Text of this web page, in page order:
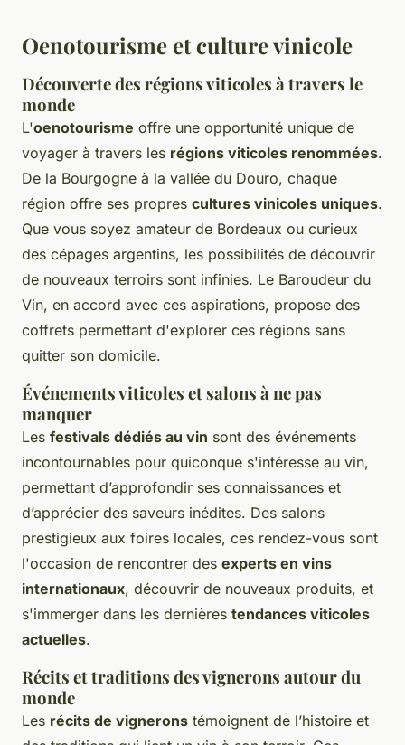
Oenotourisme et culture vinicole
Découverte des régions viticoles à travers le
monde
L'oenotourisme offre une opportunité unique de
voyager à travers les régions viticoles renommées.
De la Bourgogne à la vallée du Douro, chaque
région offre ses propres cultures vinicoles uniques.
Que vous soyez amateur de Bordeaux ou curieux
des cépages argentins, les possibilités de découvrir
de nouveaux terroirs sont infinies. Le Baroudeur du
Vin, en accord avec ces aspirations, propose des
coffrets permettant d'explorer ces régions sans
quitter son domicile.
Événements viticoles et salons à ne pas
manquer
Les festivals dédiés au vin sont des événements
incontournables pour quiconque s'intéresse au vin,
permettant d’approfondir ses connaissances et
d’apprécier des saveurs inédites. Des salons
prestigieux aux foires locales, ces rendez-vous sont
l'occasion de rencontrer des experts en vins
internationaux, découvrir de nouveaux produits, et
s'immerger dans les dernières tendances viticoles
actuelles.
Récits et traditions des vignerons autour du
monde
Les récits de vignerons témoignent de l’histoire et